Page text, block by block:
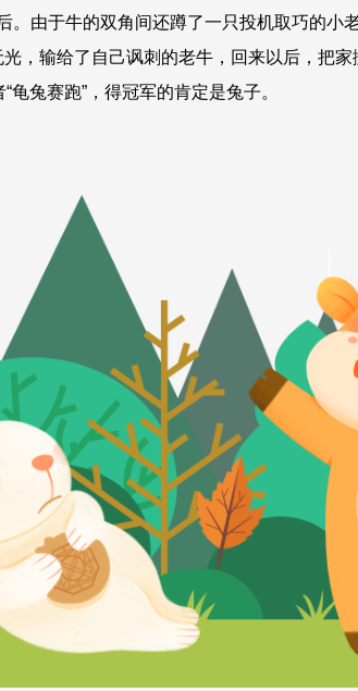
由于牛的双角间还蹲了一只投机取巧的小
，输给了自己讽刺的老牛，回来以后，把
龟兔赛跑”，得冠军的肯定是兔子。